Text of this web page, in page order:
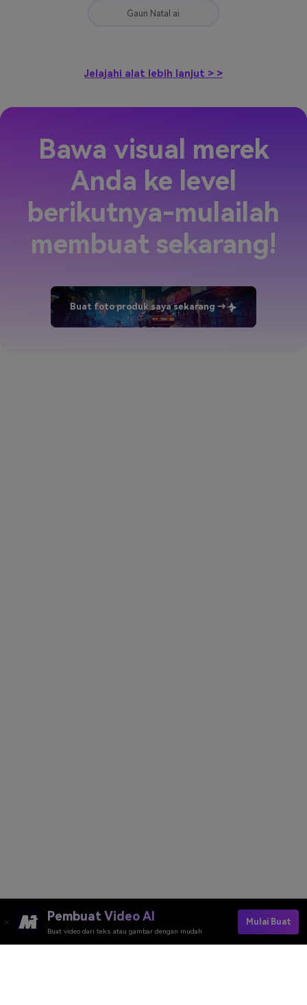
Gaun Natal ai
Jelajahi alat lebih lanjut > >
Bawa visual merek
Anda ke level
berikutnya-mulailah
membuat sekarang!
Buat foto produk saya sekarang →
Pembuat Video AI
Buat video dari teks atau gambar dengan mudah
Mulai Buat